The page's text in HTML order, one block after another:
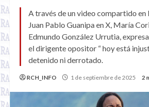
A través de un video compartido en
Juan Pablo Guanipa en X, María
Edmundo González Urrutia,
el dirigente opositor “ hoy está
detenido ni derrotado.
RCH_INFO 1 de septiembre de 2025 2